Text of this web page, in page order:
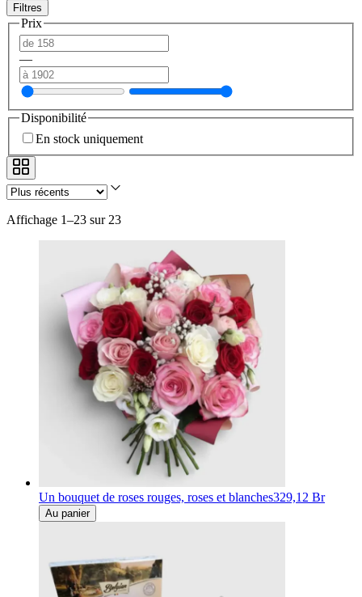
Filtres
Prix
—
Disponibilité
En stock uniquement
Affichage 1–23 sur 23
Un bouquet de roses rouges, roses et blanches329,12 Br
Au panier